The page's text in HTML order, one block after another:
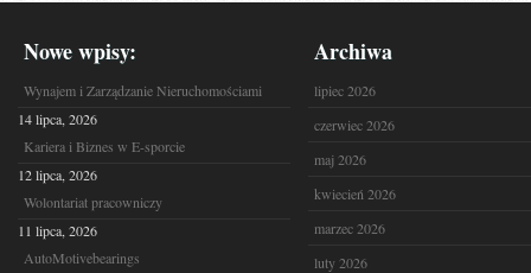
Nowe wpisy:
Wynajem i Zarządzanie Nieruchomościami
14 lipca, 2026
Kariera i Biznes w E-sporcie
12 lipca, 2026
Wolontariat pracowniczy
11 lipca, 2026
AutoMotivebearings
Archiwa
lipiec 2026
czerwiec 2026
maj 2026
kwiecień 2026
marzec 2026
luty 2026